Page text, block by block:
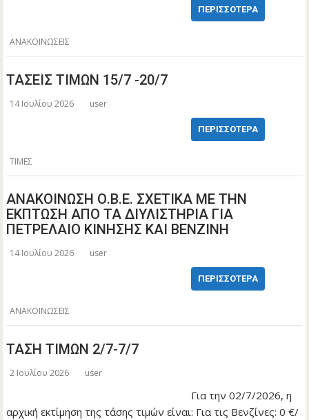
ΠΕΡΙΣΣΌΤΕΡΑ
ΑΝΑΚΟΙΝΩΣΕΙΣ
ΤΑΣΕΙΣ ΤΙΜΩΝ 15/7 -20/7
14 Ιουλίου 2026 user
ΠΕΡΙΣΣΌΤΕΡΑ
ΤΙΜΕΣ
ΑΝΑΚΟΙΝΩΣΗ Ο.Β.Ε. ΣΧΕΤΙΚΑ ΜΕ ΤΗΝ
ΕΚΠΤΩΣΗ ΑΠΟ ΤΑ ΔΙΥΛΙΣΤΗΡΙΑ ΓΙΑ
ΠΕΤΡΕΛΑΙΟ ΚΙΝΗΣΗΣ ΚΑΙ ΒΕΝΖΙΝΗ
14 Ιουλίου 2026 user
ΠΕΡΙΣΣΌΤΕΡΑ
ΑΝΑΚΟΙΝΩΣΕΙΣ
ΤΑΣΗ ΤΙΜΩΝ 2/7-7/7
2 Ιουλίου 2026 user
Για την 02/7/2026, η
αρχική εκτίμηση της τάσης τιμών είναι: Για τις Βενζίνες: 0 €/